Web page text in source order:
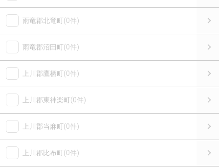
雨竜郡北竜町(0件)
雨竜郡沼田町(0件)
上川郡鷹栖町(0件)
上川郡東神楽町(0件)
上川郡当麻町(0件)
上川郡比布町(0件)